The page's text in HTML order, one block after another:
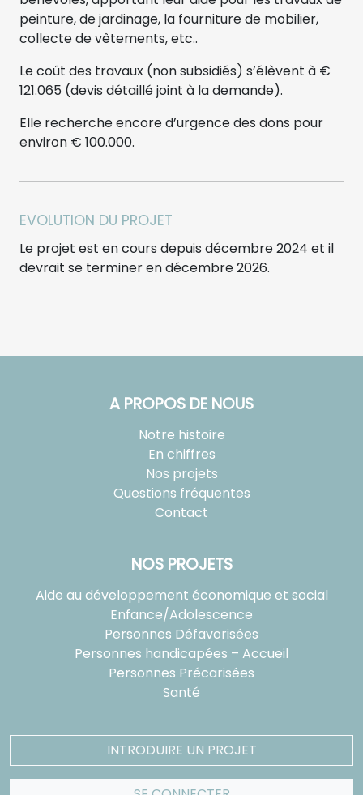
peinture, de jardinage, la fourniture de mobilier,
collecte de vêtements, etc..
Le coût des travaux (non subsidiés) s’élèvent à €
121.065 (devis détaillé joint à la demande).
Elle recherche encore d’urgence des dons pour
environ € 100.000.
EVOLUTION DU PROJET
Le projet est en cours depuis décembre 2024 et il
devrait se terminer en décembre 2026.
A PROPOS DE NOUS
Notre histoire
En chiffres
Nos projets
Questions fréquentes
Contact
NOS PROJETS
Aide au développement économique et social
Enfance/Adolescence
Personnes Défavorisées
Personnes handicapées – Accueil
Personnes Précarisées
Santé
INTRODUIRE UN PROJET